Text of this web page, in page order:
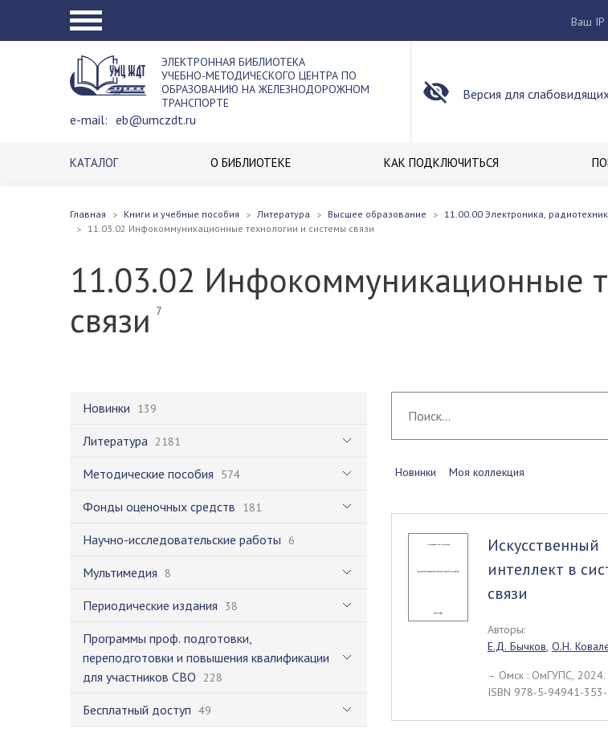
Ваш IP
ЭЛЕКТРОННАЯ БИБЛИОТЕКА
УЧЕБНО-МЕТОДИЧЕСКОГО ЦЕНТРА ПО
ОБРАЗОВАНИЮ НА ЖЕЛЕЗНОДОРОЖНОМ
ТРАНСПОРТЕ
e-mail: eb@umczdt.ru
Версия для
КАТАЛОГ О БИБЛИОТЕКЕ КАК ПОДКЛЮЧИТЬСЯ
Главная Книги и учебные пособия Литература Высшее образование 11.00.00 Электроника,
11.03.02 Инфокоммуникационные технологии и системы связи
11.03.02 Инфокоммуникационные
связи7
Новинки 139
Литература 2181
Методические пособия 574
Фонды оценочных средств 181
Научно-исследовательские работы 6
Мультимедия 8
Периодические издания 38
Программы проф. подготовки,
переподготовки и повышения квалификации
для участников СВО 228
Бесплатный доступ 49
Новинки Моя коллекция
Искусственный
интеллект в
связи
Авторы:
Е.Д. Бычков, О.Н.
– Омск : ОмГУПС,
ISBN 978-5-94941-